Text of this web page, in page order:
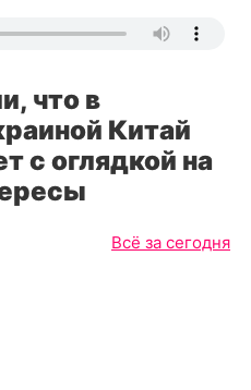
что в
Китай
с оглядкой на
Всё за сегодня